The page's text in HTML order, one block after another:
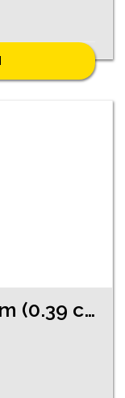
Gredzens ar briljantiem (0.39 ct) 13482-5751